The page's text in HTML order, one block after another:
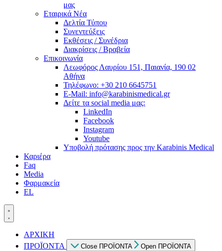
μας
Εταιρικά Νέα
Δελτία Τύπου
Συνεντεύξεις
Εκθέσεις / Συνέδρια
Διακρίσεις / Βραβεία
Επικοινωνία
Λεωφόρος Λαυρίου 151, Παιανία, 190 02
Αθήνα
Τηλέφωνο: +30 210 6645751
E-Mail: info@karabinismedical.gr
Δείτε τα social media μας:
LinkedIn
Facebook
Instagram
Youtube
Υποβολή πρότασης προς την Karabinis Medical
Καριέρα
Faq
Media
Φαρμακεία
EL
ΑΡΧΙΚΗ
ΠΡΟΪΟΝΤΑ
Close ΠΡΟΪΟΝΤΑ Open ΠΡΟΪΟΝΤΑ